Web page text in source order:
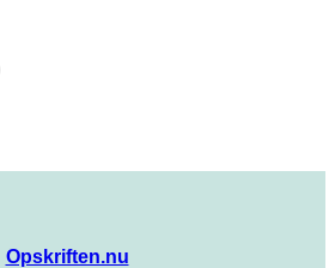
Opskriften.nu